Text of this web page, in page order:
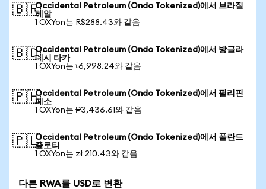
🇧🇷Occidental Petroleum (Ondo Tokenized)에서 브라질
헤알
1 OXYon는 R$288.43와 같음
🇧🇩Occidental Petroleum (Ondo Tokenized)에서 방글라
데시 타카
1 OXYon는 ৳6,998.24와 같음
🇵🇭Occidental Petroleum (Ondo Tokenized)에서 필리핀
페소
1 OXYon는 ₱3,436.61와 같음
🇵🇱Occidental Petroleum (Ondo Tokenized)에서 폴란드
즐로티
1 OXYon는 zł 210.43와 같음
다른 RWA를 USD로 변환